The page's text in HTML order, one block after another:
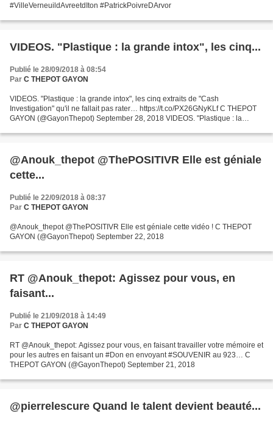
#VilleVerneuildAvreetdIton #PatrickPoivreDArvor
VIDEOS. "Plastique : la grande intox", les cinq...
Publié le 28/09/2018 à 08:54
Par C THEPOT GAYON
VIDEOS. "Plastique : la grande intox", les cinq extraits de "Cash
Investigation" qu'il ne fallait pas rater… https://t.co/PX26GNyKLf C THEPOT
GAYON (@GayonThepot) September 28, 2018 VIDEOS. "Plastique : la
@Anouk_thepot @ThePOSITIVR Elle est géniale
cette...
Publié le 22/09/2018 à 08:37
Par C THEPOT GAYON
@Anouk_thepot @ThePOSITIVR Elle est géniale cette vidéo ! C THEPOT
GAYON (@GayonThepot) September 22, 2018
RT @Anouk_thepot: Agissez pour vous, en
faisant...
Publié le 21/09/2018 à 14:49
Par C THEPOT GAYON
RT @Anouk_thepot: Agissez pour vous, en faisant travailler votre mémoire et
pour les autres en faisant un #Don en envoyant #SOUVENIR au 923… C
THEPOT GAYON (@GayonThepot) September 21, 2018
@pierrelescure Quand le talent devient beauté...